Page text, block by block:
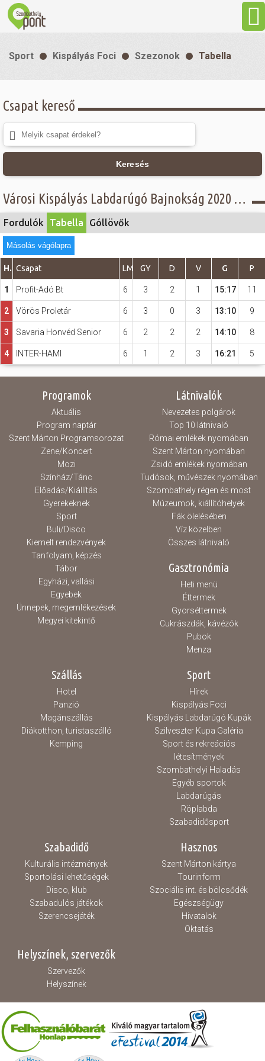
Látnivalók
Gasztronómia
Sport
Szabadidő
Hasznos
Sport Kispályás Foci Szezonok Tabella
Csapat kereső
Keresés
Városi Kispályás Labdarúgó Bajnokság 2020 - Tabella - Senior Alsóház
Fordulók Tabella Góllövők
Másolás vágólapra
H. Csapat LM GY D V G P
1 Profit-Adó Bt 6 3 2 1 15:17 11
2 Vörös Proletár 6 3 0 3 13:10 9
3 Savaria Honvéd Senior 6 2 2 2 14:10 8
4 INTER-HAMI 6 1 2 3 16:21 5
Programok
Aktuális
Program naptár
Szent Márton Programsorozat
Zene/Koncert
Mozi
Színház/Tánc
Előadás/Kiállítás
Gyerekeknek
Sport
Buli/Disco
Kiemelt rendezvények
Tanfolyam, képzés
Tábor
Egyházi, vallási
Egyebek
Ünnepek, megemlékezések
Megyei kitekintő
Látnivalók
Nevezetes polgárok
Top 10 látnivaló
Római emlékek nyomában
Szent Márton nyomában
Zsidó emlékek nyomában
Tudósok, művészek nyomában
Szombathely régen és most
Múzeumok, kiállítóhelyek
Fák ölelésében
Víz közelben
Összes látnivaló
Gasztronómia
Heti menü
Éttermek
Gyorséttermek
Cukrászdák, kávézók
Pubok
Menza
Szállás
Hotel
Panzió
Magánszállás
Diákotthon, turistaszálló
Kemping
Sport
Hírek
Kispályás Foci
Kispályás Labdarúgó Kupák
Szilveszter Kupa Galéria
Sport és rekreációs
létesítmények
Szombathelyi Haladás
Egyéb sportok
Labdarúgás
Röplabda
Szabadidősport
Szabadidő
Kulturális intézmények
Sportolási lehetőségek
Disco, klub
Szabadulós játékok
Szerencsejáték
Hasznos
Szent Márton kártya
Tourinform
Szociális int. és bölcsődék
Egészségügy
Hivatalok
Oktatás
Helyszínek, szervezők
Szervezők
Helyszínek